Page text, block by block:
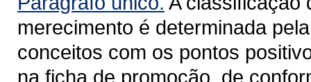
merecimento é determinada
conceitos com os pontos
na ficha de promoção, de